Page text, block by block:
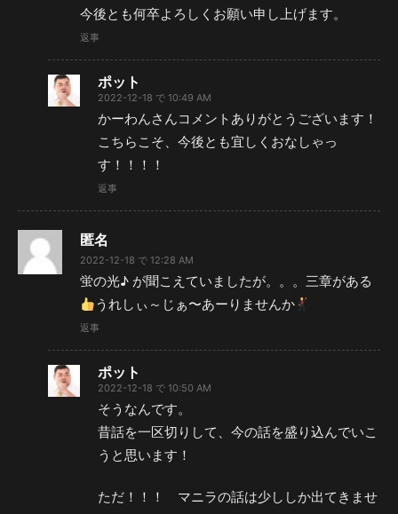
今後とも何卒よろしくお願い申し上げます。
返事
ポット
2022-12-18 で 10:49 AM
かーわんさんコメントありがとうございます！
こちらこそ、今後とも宜しくおなしゃっ
す！！！！
返事
匿名
2022-12-18 で 12:28 AM
蛍の光♪ が聞こえていましたが。。。三章がある
うれしぃ～じぁ〜あーりませんか
返事
ポット
2022-12-18 で 10:50 AM
そうなんです。
昔話を一区切りして、今の話を盛り込んでいこ
うと思います！
ただ！！！ マニラの話は少ししか出てきませ